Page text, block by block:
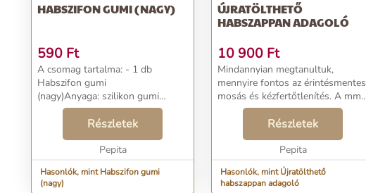
HABSZIFON GUMI (NAGY)
590 Ft
A csomag tartalma: - 1 db
Habszifon gumi
(nagy)Anyaga: szilikon gumi
Méretei: külső átmérője 4,8 cm;
belső átmérője: 2,7 cm;
magassága: 6 mm Súlya: 5 g
Színe: natúr A Perfect Home
Részletek
Pepita
Hasonlók, mint Habszifon gumi
(nagy)
ÚJRATÖLTHETŐ
HABSZAPPAN ADAGOLÓ
10 900 Ft
Mindannyian megtanultuk,
mennyire fontos az érintésmentes
mosás és kézfertőtlenítés. A mm-
es habszappan adagoló elegáns
és környezetbarát megoldás erre a
problémára. A matt fekete színnek
Részletek
Pepita
Hasonlók, mint Újratölthető
habszappan adagoló